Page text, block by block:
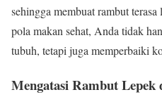
sehingga membuat rambut
pola makan sehat, Anda tidak
tubuh, tetapi juga memperbaiki
Mengatasi Rambut Lepek